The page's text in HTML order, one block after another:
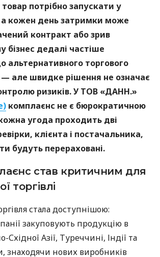
потрібно запускати у
кожен день затримки може
контракт або зрив
бізнес дедалі частіше
альтернативного торгового
— але швидке рішення не означає
ризиків. У ТОВ «ДАНН.»
комплаєнс не є бюрократичною
угода проходить дві
клієнта і постачальника,
будуть перераховані.
став критичним для
торгівлі
стала доступнішою:
закуповують продукцію в
Східної Азії, Туреччині, Індії та
знаходячи нових виробників